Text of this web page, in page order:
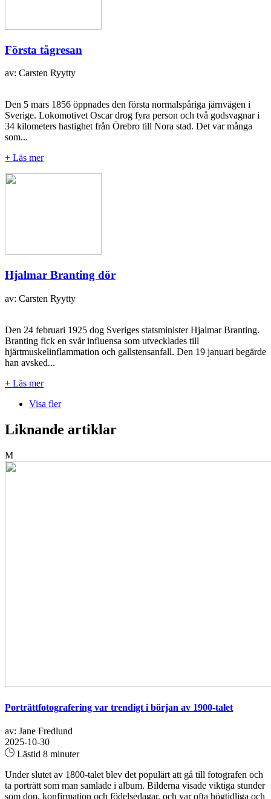
Första tågresan
av: Carsten Ryytty
Den 5 mars 1856 öppnades den första normalspåriga järnvägen i
Sverige. Lokomotivet Oscar drog fyra person och två godsvagnar i
34 kilometers hastighet från Örebro till Nora stad. Det var många
som...
+ Läs mer
Hjalmar Branting dör
av: Carsten Ryytty
Den 24 februari 1925 dog Sveriges statsminister Hjalmar Branting.
Branting fick en svår influensa som utvecklades till
hjärtmuskelinflammation och gallstensanfall. Den 19 januari begärde
han avsked...
+ Läs mer
Visa fler
Liknande artiklar
M
Porträttfotografering var trendigt i början av 1900-talet
av: Jane Fredlund
2025-10-30
Lästid 8 minuter
Under slutet av 1800-talet blev det populärt att gå till fotografen och
ta porträtt som man samlade i album. Bilderna visade viktiga stunder
som dop, konfirmation och födelsedagar, och var ofta högtidliga och